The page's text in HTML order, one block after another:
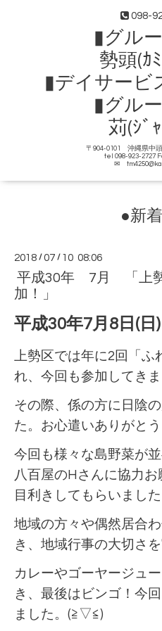
098-
▮グルー
勢頭(ｶ
▮デイサー
▮グルー
苅(ｼﾞ
〒904-0101 沖縄県中
tel 098-923-2727
✉
●新
2018 /07 / 10 08:06
平成30年 7月 「上
加！」
平成30年7月8日(日)
上勢区では年に2回「ふ
れ、今回も参加してき
その際、係の方に日陰
た。お心遣いありがとう
今回も様々な島野菜が
八百屋のHさんに協力
目利きしてもらいまし
地域の方々や偶然居合
き、地域行事の大切さ
カレーやゴーヤージュ
き、最後はビンゴ！今
ました。(≧▽≦)